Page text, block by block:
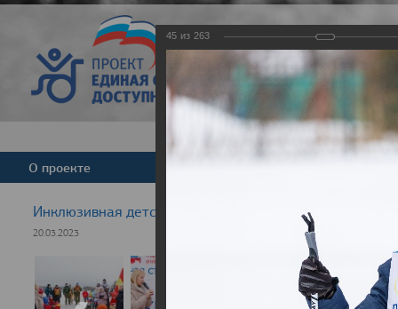
Версия для
О проекте
Инклюзивная детская гонка "Лыжня здоровья" 2023
20.03.2023
45 из 263